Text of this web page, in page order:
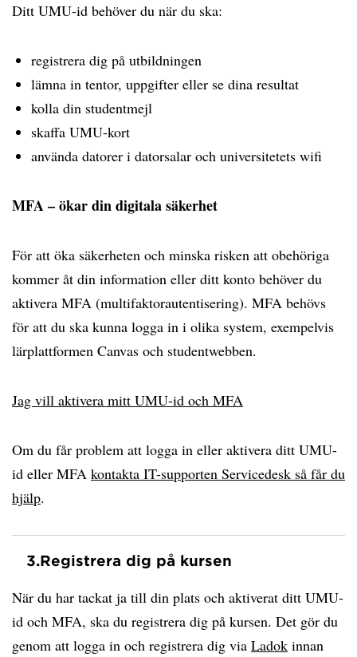
Ditt UMU-id behöver du när du ska:
registrera dig på utbildningen
lämna in tentor, uppgifter eller se dina resultat
kolla din studentmejl
skaffa UMU-kort
använda datorer i datorsalar och universitetets wifi
MFA – ökar din digitala säkerhet
För att öka säkerheten och minska risken att obehöriga
kommer åt din information eller ditt konto behöver du
aktivera MFA (multifaktorautentisering). MFA behövs
för att du ska kunna logga in i olika system, exempelvis
lärplattformen Canvas och studentwebben.
Jag vill aktivera mitt UMU-id och MFA
Om du får problem att logga in eller aktivera ditt UMU-
id eller MFA kontakta IT-supporten Servicedesk så får du
hjälp.
3.Registrera dig på kursen
När du har tackat ja till din plats och aktiverat ditt UMU-
id och MFA, ska du registrera dig på kursen. Det gör du
genom att logga in och registrera dig via Ladok innan